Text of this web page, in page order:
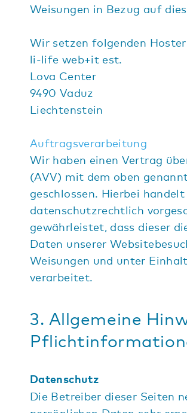
Weisungen in Bezug auf
Wir setzen folgenden
li-life web+it est.
Lova Center
9490 Vaduz
Liechtenstein
Auftragsverarbeitung
Wir haben einen Vertrag
(AVV) mit dem oben
geschlossen. Hierbei
datenschutzrechtlich
gewährleistet, dass dieser
Daten unserer
Weisungen und unter
verarbeitet.
3. Allgemeine
Datenschutz
Die Betreiber dieser Seiten